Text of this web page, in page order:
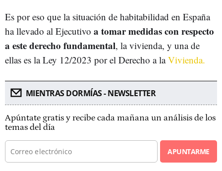
Es por eso que la situación de habitabilidad en España
ha llevado al Ejecutivo a tomar medidas con respecto
a este derecho fundamental, la vivienda, y una de
ellas es la Ley 12/2023 por el Derecho a laVivienda.
MIENTRAS DORMÍAS - NEWSLETTER
Apúntate gratis y recibe cada mañana un análisis de los
temas del día
APUNTARME